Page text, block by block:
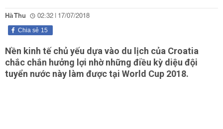
Hà Thu 02:32 | 17/07/2018
15
Chia sẻ
Nền kinh tế chủ yếu dựa vào du lịch của Croatia
chắc chắn hưởng lợi nhờ những điều kỳ diệu đội
tuyển nước này làm được tại World Cup 2018.